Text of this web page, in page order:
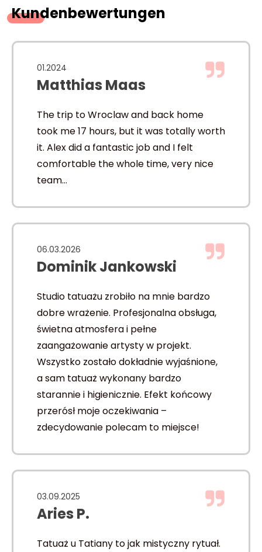
Kundenbewertungen
01.2024
Matthias Maas
The trip to Wroclaw and back home
took me 17 hours, but it was totally worth
it. Alex did a fantastic job and I felt
comfortable the whole time, very nice
team…
06.03.2026
Dominik Jankowski
Studio tatuażu zrobiło na mnie bardzo
dobre wrażenie. Profesjonalna obsługa,
świetna atmosfera i pełne
zaangażowanie artysty w projekt.
Wszystko zostało dokładnie wyjaśnione,
a sam tatuaż wykonany bardzo
starannie i higienicznie. Efekt końcowy
przerósł moje oczekiwania –
zdecydowanie polecam to miejsce!
03.09.2025
Aries P.
Tatuaż u Tatiany to jak mistyczny rytuał.